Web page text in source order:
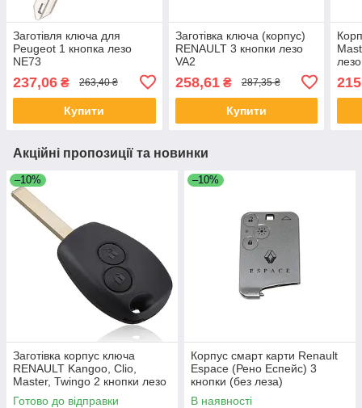
Заготівля ключа для
Peugeot 1 кнопка лезо
NE73
237,06 ₴ 263,40 ₴
Купити
Заготівка ключа (корпус)
RENAULT 3 кнопки лезо
VA2
258,61₴ 287,35 ₴
Купити
Акційні пропозиції та новинки
–10%
Заготівка корпус ключа
RENAULT Kangoo, Clio,
Master, Twingo 2 кнопки лезо
VA2 / VA6
Готово до відправки
–10%
Корпус смарт карти Renault
Espace (Рено Еспейс) 3
кнопки (без леза)
В наявності